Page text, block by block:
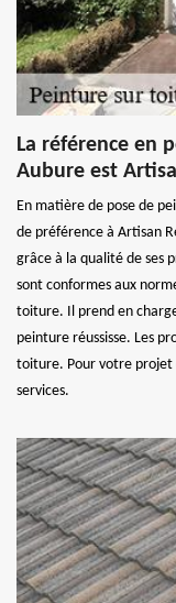
La référence en
Aubure est
En matière de pose de
de préférence à Artisan
grâce à la qualité de ses
sont conformes aux
toiture. Il prend en
peinture réussisse. Les
toiture. Pour votre projet
services.